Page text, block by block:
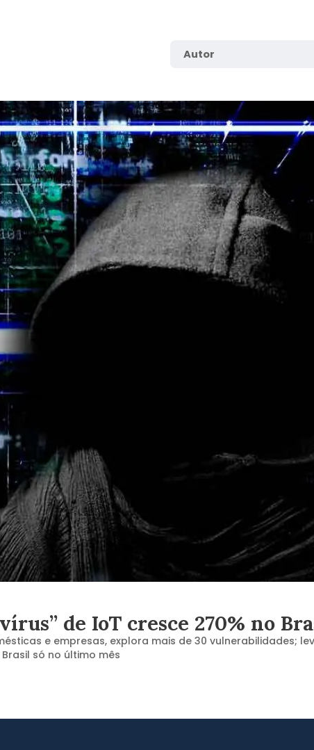
de IoT cresce 270% no
e empresas, explora mais de 30 vulnerabilidades;
só no último mês